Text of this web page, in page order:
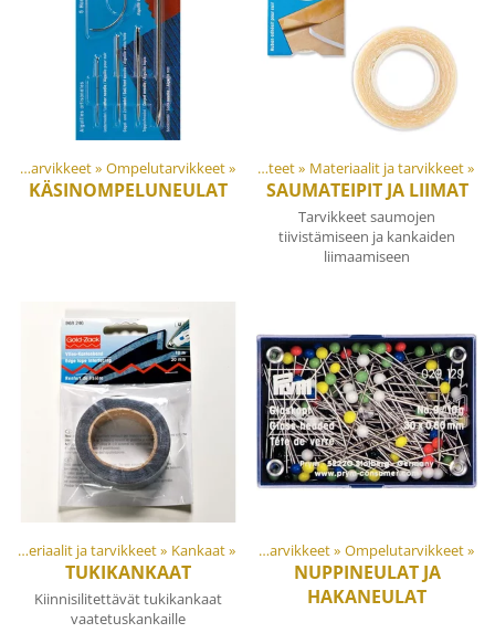
Materiaalit ja tarvikkeet‪» Ompelutarvikkeet‪»
KÄSINOMPELUNEULAT
Tuotteet ‪» Materiaalit ja tarvikkeet‪»
SAUMATEIPIT JA LIIMAT
Tarvikkeet saumojen
tiivistämiseen ja kankaiden
liimaamiseen
Materiaalit ja tarvikkeet‪» Kankaat‪»
TUKIKANKAAT
Kiinnisilitettävät tukikankaat
vaatetuskankaille
Tuotteet‪» Materiaalit ja tarvikkeet‪» Ompelutarvikkeet‪»
NUPPINEULAT JA
HAKANEULAT